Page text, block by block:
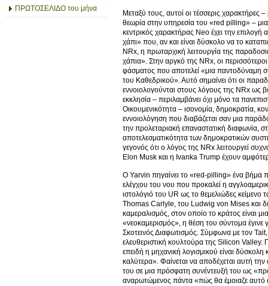
ΠΡΩΤΟΣΕΛΙΔΟ του μήνα
Μεταξύ τους, αυτοί οι τέσσερις
θεωρία στην υπηρεσία του «red pilling» –
κεντρικός χαρακτήρας Neo έχει την επιλογή
χάπι» που, αν και είναι δύσκολο να το
NRx, η πρωταρχική λειτουργία της
χάπια». Στην αργκό της NRx, οι
φάσματος που αποτελεί «μια παντοδύναμη
του Καθεδρικού». Αυτό σημαίνει ότι οι
εννοιολογούνται στους λόγους της NRx ως
εκκλησία – περιλαμβάνει όχι μόνο τα
Οικουμενικότητα – ισονομία, δημοκρατία,
εννοιολόγηση που διαβάζεται σαν μια
την προλεταριακή επαναστατική διαφωνία,
αποτελεσματικότητα των δημοκρατικών
γεγονός ότι ο λόγος της NRx λειτουργεί
Elon Musk και η Ivanka Trump έχουν
Ο Yarvin πηγαίνει το «red-pilling» ένα βήμα
ελέγχου του νου που προκαλεί η
ιστολόγιό του UR ως το θεμελιώδες
Thomas Carlyle, του Ludwig von Mises και
καμεραλισμός, στον οποίο το κράτος είναι
«νεοκαμερισμός», η θέση του σύντομα
Σκοτεινός Διαφωτισμός. Σύμφωνα με τον
ελευθεριστική κουλτούρα της Silicon Valley.
επειδή η μηχανική λογισμικού είναι
καλύτερα». Φαίνεται να αποδέχεται αυτή
του σε μια πρόσφατη συνέντευξή του ως
αναρωτώμενος πάντα «πώς θα έμοιαζε αυτό